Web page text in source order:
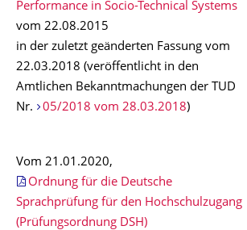
Performance in Socio-Technical Systems
vom 22.08.2015
in der zuletzt geänderten Fassung vom
22.03.2018 (veröffentlicht in den
Amtlichen Bekanntmachungen der TUD
Nr.
05/2018 vom 28.03.2018)
Vom 21.01.2020,
Ordnung für die Deutsche
Sprachprüfung für den Hochschulzugang
(Prüfungsordnung DSH)